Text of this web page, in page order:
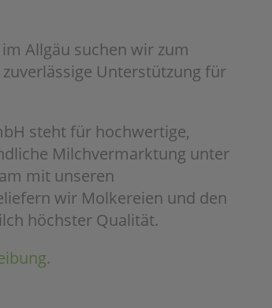
Allgäu suchen wir zum
Unterstützung für
steht für hochwertige,
Milchvermarktung unter
mit unseren
wir Molkereien und den
höchster Qualität.